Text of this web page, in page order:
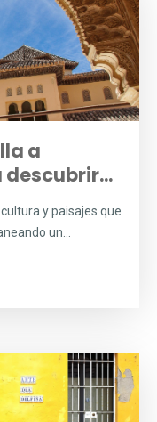
a
y paisajes que
un...